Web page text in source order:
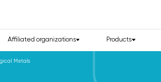
Affiliated organizations Products
Metals